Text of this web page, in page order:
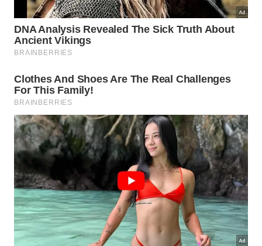
Felizmente, a introdução de um travesseiro de
corpo macio restabelece o equilíbrio biomecânico
necessário para proteger toda a sua estrutura
recomendações para otimizar sua posição de
dormir com totalsegurança
articular.
Manter um travesseiro firme entre os joelhos
flexionados.
Evitar dormir de bruços para poupar a região
cervical.
Preencher o espaço da cintura com uma tolha
fina.
Quais são os passos simples para